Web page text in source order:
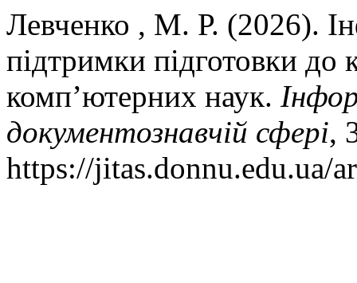
Левченко , М. Р. (2026).
підтримки підготовки до
комп’ютерних наук.
документознавчій сфері,
https://jitas.donnu.edu.ua/